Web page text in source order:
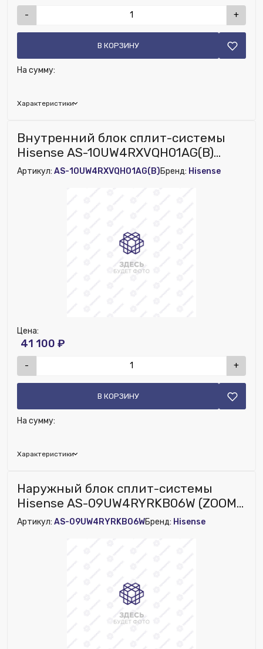
Характеристики
- +
В КОРЗИНУ
На сумму:
Исключить из публикации на веб-витрине mag1c:
Нет
Внутренний блок сплит-системы
Hisense AS-10UW4RXVQH01AG(B)
(VISION PRO CARBON SUPERIOR DC
Артикул: AS-10UW4RXVQH01AG(B)Бренд: Hisense
Характеристики
Цена:
41 100 ₽
- +
В КОРЗИНУ
На сумму:
Исключить из публикации на веб-витрине mag1c:
Нет
Наружный блок сплит-системы
Hisense AS-09UW4RYRKB06W (ZOOM
DC Inv) (Новый)
Артикул: AS-09UW4RYRKB06WБренд: Hisense